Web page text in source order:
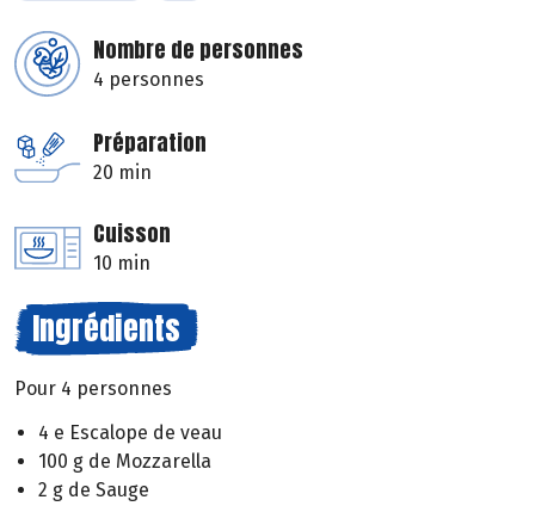
Nombre de personnes
4 personnes
Préparation
20 min
Cuisson
10 min
Ingrédients
Pour 4 personnes
4 e Escalope de veau
100 g de Mozzarella
2 g de Sauge